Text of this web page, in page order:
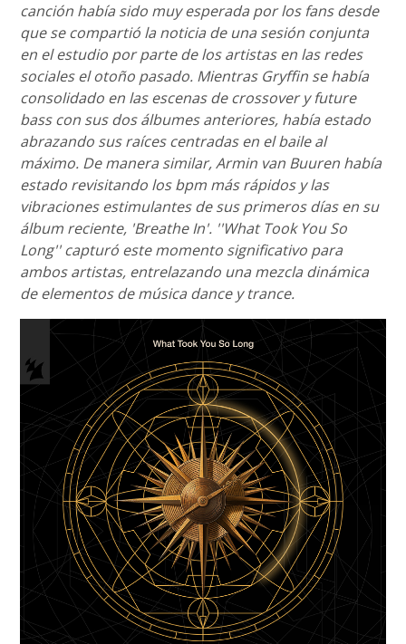
canción había sido muy esperada por los fans desde
que se compartió la noticia de una sesión conjunta
en el estudio por parte de los artistas en las redes
sociales el otoño pasado. Mientras Gryffin se había
consolidado en las escenas de crossover y future
bass con sus dos álbumes anteriores, había estado
abrazando sus raíces centradas en el baile al
máximo. De manera similar, Armin van Buuren había
estado revisitando los bpm más rápidos y las
vibraciones estimulantes de sus primeros días en su
álbum reciente, 'Breathe In'. ''What Took You So
Long'' capturó este momento significativo para
ambos artistas, entrelazando una mezcla dinámica
de elementos de música dance y trance.